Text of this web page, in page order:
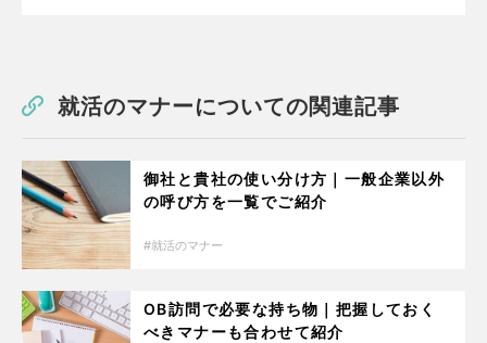
就活のマナーについての関連記事
御社と貴社の使い分け方｜一般企業以外
の呼び方を一覧でご紹介
就活のマナー
OB訪問で必要な持ち物｜把握しておく
べきマナーも合わせて紹介